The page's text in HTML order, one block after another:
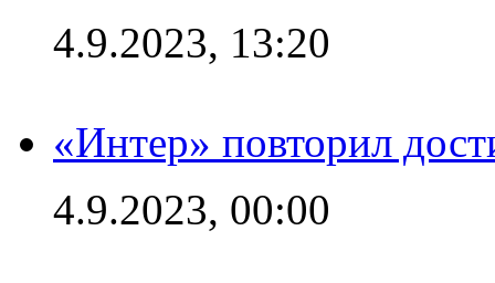
4.9.2023, 13:20
«Интер» повторил
4.9.2023, 00:00